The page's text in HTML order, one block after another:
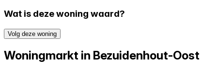
Wat is deze woning waard?
Volg deze woning
Woningmarkt in Bezuidenhout-Oost